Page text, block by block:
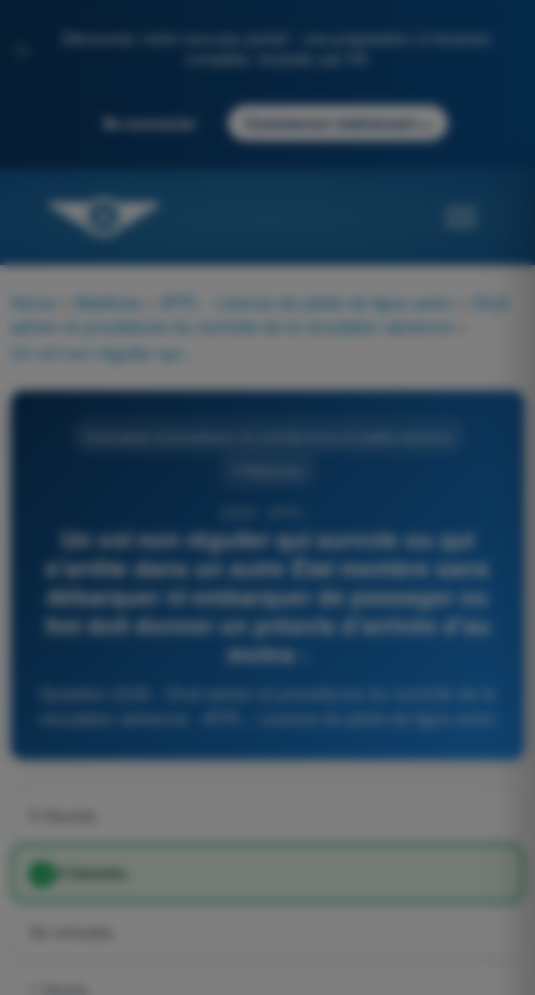
Découvrez notre nouveau portail : une préparation à l'examen
Se connecter Commencer maintenant
Home Matières ATPL - Licence de pilote de ligne avion
Droit
aérien et procédures du contrôle de la circulation aérienne
Un vol non régulier qui survole ou qui
s'arrête dans un autre État membre sans
débarquer ni embarquer de passager ou
fret doit donner un préavis d'arrivée d'au
moins :
2 heures.